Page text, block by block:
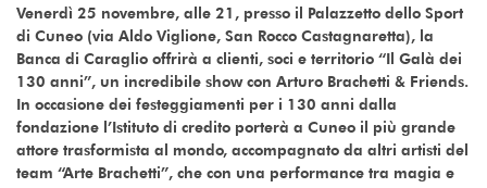
Venerdì 25 novembre, alle 21, presso il Palazzetto dello Sport
di Cuneo (via Aldo Viglione, San Rocco Castagnaretta), la
Banca di Caraglio offrirà a clienti, soci e territorio “Il Galà dei
130 anni”, un incredibile show con Arturo Brachetti & Friends.
In occasione dei festeggiamenti per i 130 anni dalla
fondazione l’Istituto di credito porterà a Cuneo il più grande
attore trasformista al mondo, accompagnato da altri artisti del
team “Arte Brachetti”, che con una performance tra magia e